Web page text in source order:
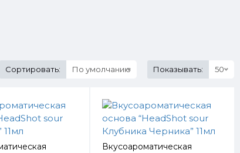
Сортировать: По умолчанию Показывать: 50
Вкусоароматическая